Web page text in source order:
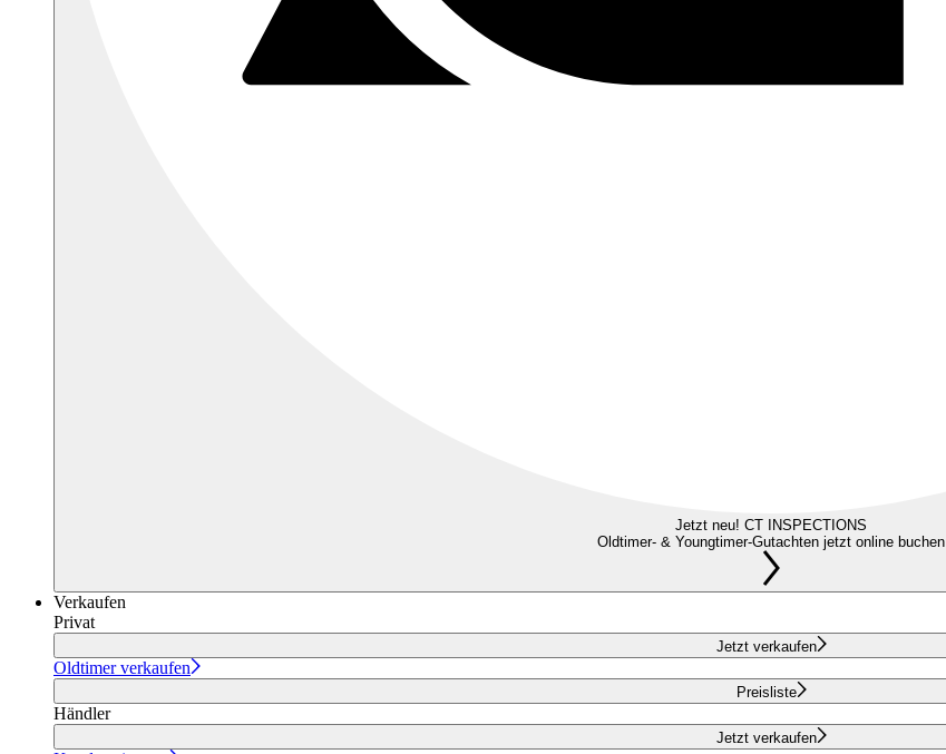
Jetzt neu! CT INSPECTIONS
Oldtimer- & Youngtimer-Gutachten jetzt online buchen
Verkaufen
Privat
Jetzt verkaufen
Oldtimer verkaufen
Preisliste
Händler
Jetzt verkaufen